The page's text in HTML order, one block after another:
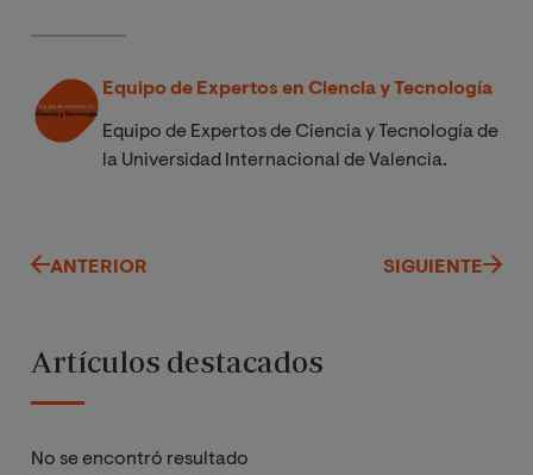
Equipo de Expertos en Ciencia y Tecnología
Equipo de Expertos de Ciencia y Tecnología de
la Universidad Internacional de Valencia.
ANTERIOR SIGUIENTE
Artículos destacados
No se encontró resultado